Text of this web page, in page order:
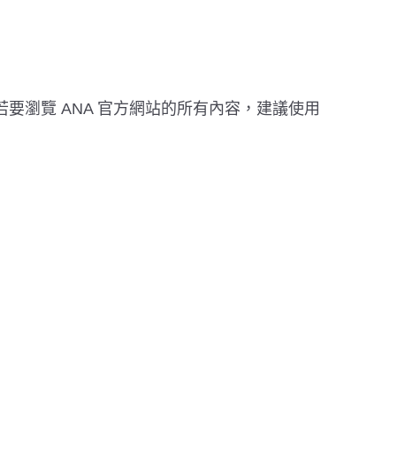
瀏覽 ANA 官方網站的所有內容，建議使用